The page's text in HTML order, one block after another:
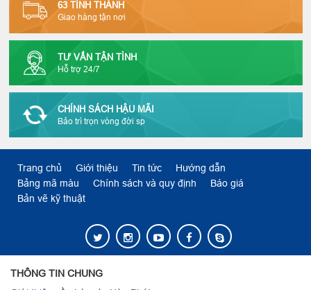
63 TỈNH THÀNH
Giao hàng tận nơi
TƯ VẤN TẬN TÌNH
Hỗ trợ 24/7
CHÍNH SÁCH HẬU MÃI
Bảo trì trọn vòng đời sp
Trang chủ Giới thiệu Tin tức
Hướng dẫn
Bảng mã màu
Chính sách và quy định
Báo giá
Bản vẽ kỹ thuật
THÔNG TIN CHUNG